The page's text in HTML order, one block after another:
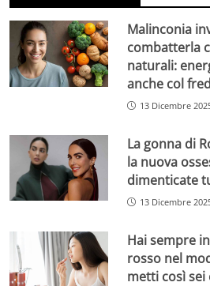
Malinconia
combatterla
naturali:
anche col
13 Dicembre
La gonna di
la nuova
dimenticate
13 Dicembre
Hai sempre
rosso nel
metti così sei